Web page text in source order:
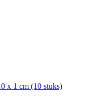
x 1 cm (10 stuks)